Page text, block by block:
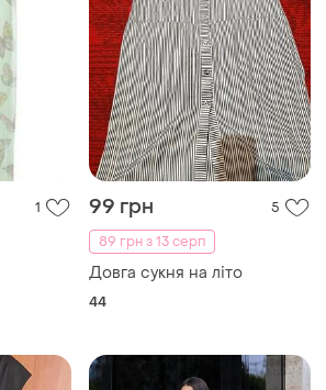
99 грн
5
89 грн з 13 серп
Довга сукня на літо
44